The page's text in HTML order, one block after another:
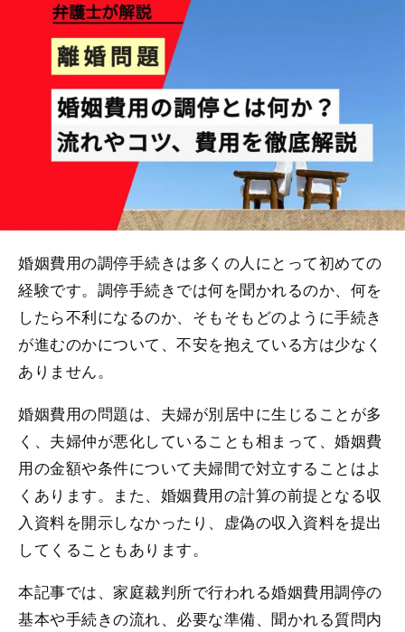
婚姻費用の調停手続きは多くの人にとって初めての
経験です。調停手続きでは何を聞かれるのか、何を
したら不利になるのか、そもそもどのように手続き
が進むのかについて、不安を抱えている方は少なく
ありません。
婚姻費用の問題は、夫婦が別居中に生じることが多
く、夫婦仲が悪化していることも相まって、婚姻費
用の金額や条件について夫婦間で対立することはよ
くあります。また、婚姻費用の計算の前提となる収
入資料を開示しなかったり、虚偽の収入資料を提出
してくることもあります。
本記事では、家庭裁判所で行われる婚姻費用調停の
基本や手続きの流れ、必要な準備、聞かれる質問内